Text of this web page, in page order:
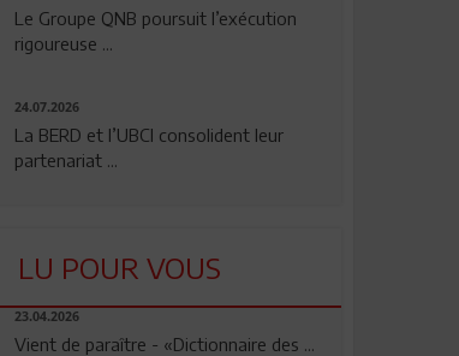
Le Groupe QNB poursuit l’exécution
rigoureuse ...
24.07.2026
La BERD et l’UBCI consolident leur
partenariat ...
LU POUR VOUS
23.04.2026
Vient de paraître - «Dictionnaire des ...